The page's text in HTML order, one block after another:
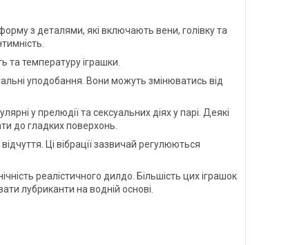
з деталями, які включають вени, голівку та
та температуру іграшки.
уподобання. Вони можуть змінюватись від
у прелюдії та сексуальних діях у парі. Деякі
до гладких поверхонь.
Ці вібрації зазвичай регулюються
реалістичного дилдо. Більшість цих іграшок
лубриканти на водній основі.